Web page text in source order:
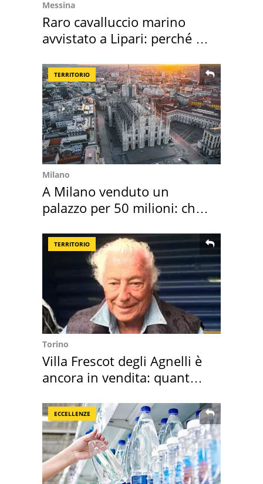
Messina
Raro cavalluccio marino
avvistato a Lipari: perché è
TERRITORIO
Milano
A Milano venduto un
palazzo per 50 milioni: chi
TERRITORIO
Torino
Villa Frescot degli Agnelli è
ancora in vendita: quanto
ECCELLENZE